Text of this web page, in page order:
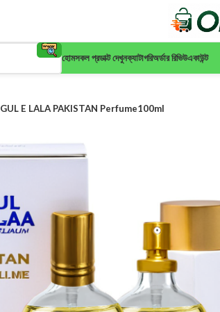
হোমসকল প্রডাক্ট দেখুনক্যাটাগরিঅর্ডার রিভিউএকাউন্ট
GUL E LALA PAKISTAN Perfume100ml